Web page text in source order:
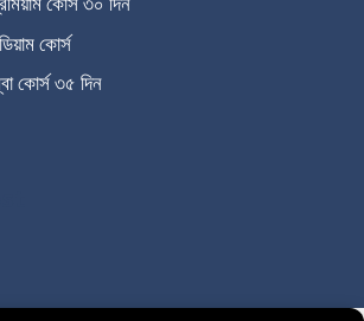
কোর্স
কোর্স ৩৫ দিন